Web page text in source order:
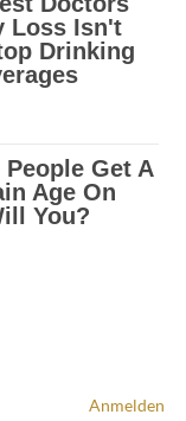
Anmelden